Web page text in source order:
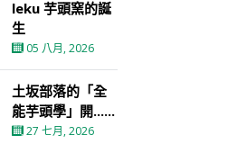
leku 芋頭窯的誕
生
05 八月, 2026
土坂部落的「全
能芋頭學」開......
27 七月, 2026